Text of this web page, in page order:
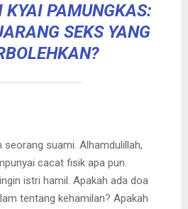
KYAI PAMUNGKAS:
SEKS YANG
seorang suami. Alhamdulillah,
cacat fisik apa pun.
istri hamil. Apakah ada doa
tentang kehamilan? Apakah